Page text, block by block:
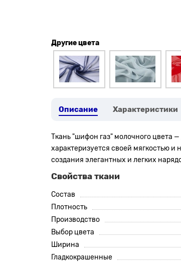
Другие цвета
Описание Характеристики
Ткань "шифон газ" молочного цвета
характеризуется своей мягкостью и
создания элегантных и легких
Свойства ткани
Состав
Плотность
Производство
Выбор цвета
Ширина
Гладкокрашенные